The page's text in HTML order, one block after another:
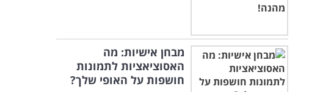
מבחן אישיות: מה
האסוציאציות לתמונות
חושפות על האופי שלך?